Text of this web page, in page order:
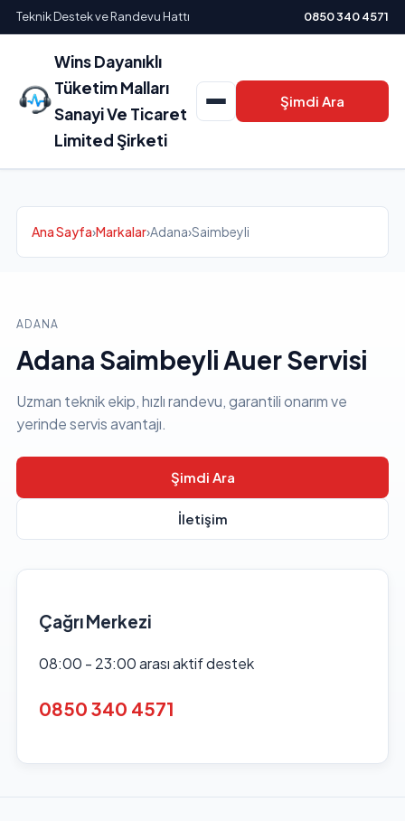
Teknik Destek ve Randevu Hattı 0850 340 4571
Wins Dayanıklı
Tüketim Malları
Sanayi Ve Ticaret
Limited Şirketi
Şimdi Ara
Ana Sayfa›Markalar›Adana›Saimbeyli
ADANA
Adana Saimbeyli Auer Servisi
Uzman teknik ekip, hızlı randevu, garantili onarım ve
yerinde servis avantajı.
Şimdi Ara
İletişim
Çağrı Merkezi
08:00 - 23:00 arası aktif destek
0850 340 4571